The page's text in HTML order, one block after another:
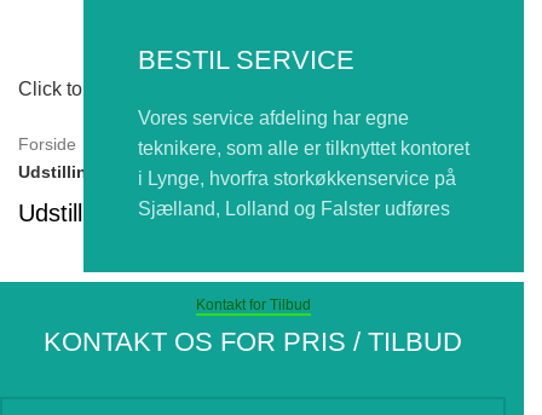
BESTIL SERVICE
Vores service afdeling har egne
teknikere, som alle er tilknyttet kontoret
i Lynge, hvorfra storkøkkenservice på
Sjælland, Lolland og Falster udføres
Click to enlarge
Forside KØL OG FRYS
Udstillingsmontre / Impulskøler
Udstillingsmontre – Køl – 78 liter
Udstillingsmontre – Køl – 78 liter
Kontakt for Tilbud
KONTAKT OS FOR PRIS / TILBUD